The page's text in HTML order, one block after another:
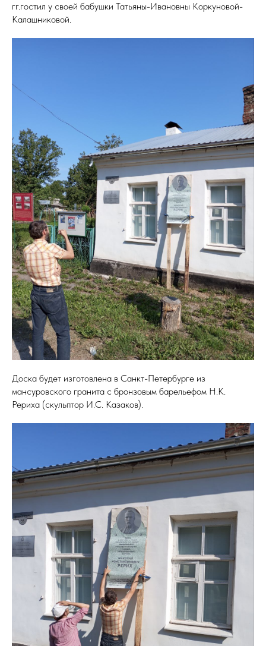
гг.гостил у своей бабушки Татьяны-Ивановны Коркуновой-
Калашниковой.
Доска будет изготовлена в Санкт-Петербурге из
мансуровского гранита с бронзовым барельефом Н.К.
Рериха (скульптор И.С. Казаков).